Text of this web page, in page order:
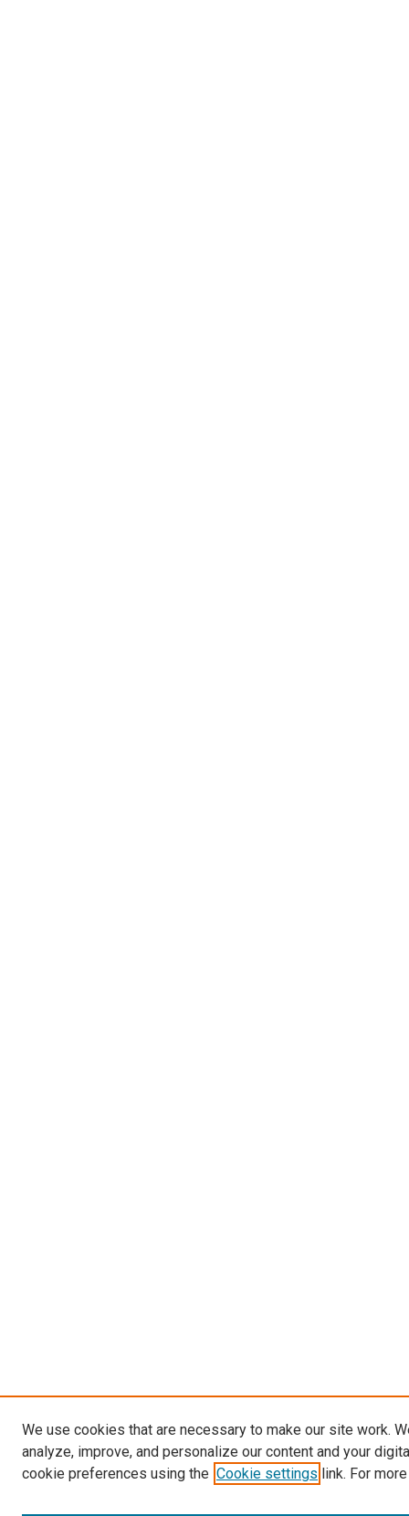
We use cookies that are necessary to make our site work.
analyze, improve, and personalize our content and your
cookie preferences using the Cookie settings link. For